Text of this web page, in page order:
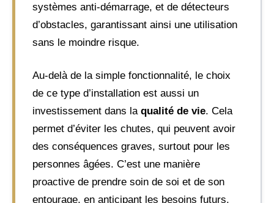
systèmes anti-démarrage, et de détecteurs
d’obstacles, garantissant ainsi une utilisation
sans le moindre risque.
Au-delà de la simple fonctionnalité, le choix
de ce type d’installation est aussi un
investissement dans la qualité de vie. Cela
permet d’éviter les chutes, qui peuvent avoir
des conséquences graves, surtout pour les
personnes âgées. C’est une manière
proactive de prendre soin de soi et de son
entourage, en anticipant les besoins futurs.